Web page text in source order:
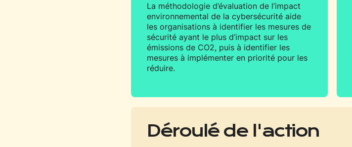
La méthodologie d’évaluation de l’impact
environnemental de la cybersécurité aide
les organisations à identifier les mesures de
sécurité ayant le plus d’impact sur les
émissions de CO2, puis à identifier les
mesures à implémenter en priorité pour les
réduire.
Déroulé de l'action